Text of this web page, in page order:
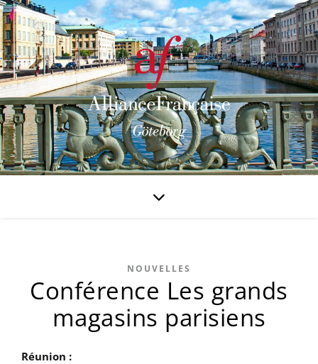
NOUVELLES
Conférence Les grands
magasins parisiens
Réunion :